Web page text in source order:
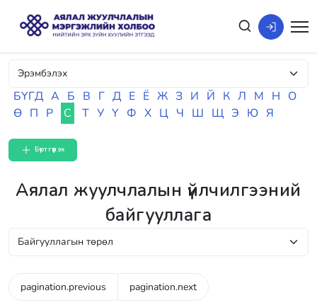
БҮГД А Б В Г Д Е Ё Ж З И Й К Л М Н О
Ө П Р С Т У Ү Ф Х Ц Ч Ш Щ Э Ю Я
Бүртгүүлэх
Аялал жуулчлалын үйлчилгээний
байгууллага
pagination.previous pagination.next